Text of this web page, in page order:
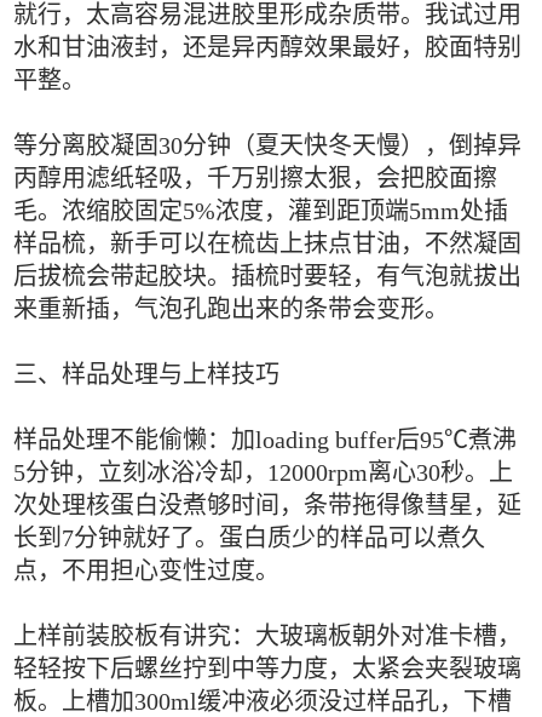
就行，太高容易混进胶里形成杂质带。我试过用
水和甘油液封，还是异丙醇效果最好，胶面特别
平整。
等分离胶凝固30分钟（夏天快冬天慢），倒掉异
丙醇用滤纸轻吸，千万别擦太狠，会把胶面擦
毛。浓缩胶固定5%浓度，灌到距顶端5mm处插
样品梳，新手可以在梳齿上抹点甘油，不然凝固
后拔梳会带起胶块。插梳时要轻，有气泡就拔出
来重新插，气泡孔跑出来的条带会变形。
三、样品处理与上样技巧
样品处理不能偷懒：加loading buffer后95℃煮沸
5分钟，立刻冰浴冷却，12000rpm离心30秒。上
次处理核蛋白没煮够时间，条带拖得像彗星，延
长到7分钟就好了。蛋白质少的样品可以煮久
点，不用担心变性过度。
上样前装胶板有讲究：大玻璃板朝外对准卡槽，
轻轻按下后螺丝拧到中等力度，太紧会夹裂玻璃
板。上槽加300ml缓冲液必须没过样品孔，下槽